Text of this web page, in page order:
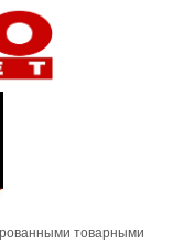
товарными